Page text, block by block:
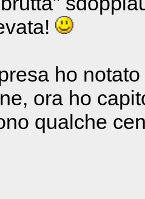
ho
ora ho
qualche